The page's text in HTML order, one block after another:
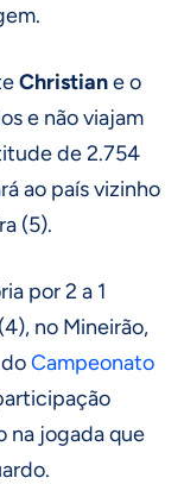
Christiane o
e não viajam
de 2.754
ao país vizinho
(5).
por 2 a 1
no Mineirão,
Campeonato
na jogada que